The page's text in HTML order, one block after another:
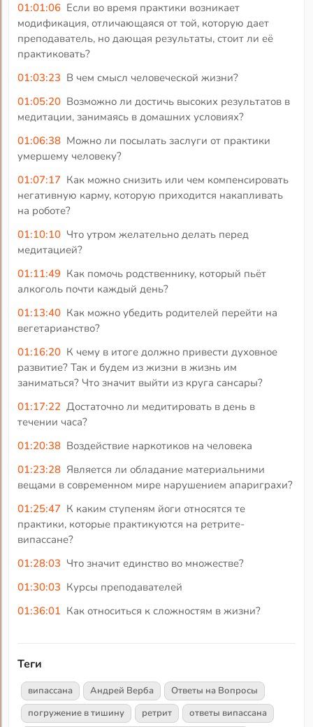
01:01:06 Если во время практики возникает
модификация, отличающаяся от той, которую дает
преподаватель, но дающая результаты, стоит ли её
практиковать?
01:03:23 В чем смысл человеческой жизни?
01:05:20 Возможно ли достичь высоких результатов в
медитации, занимаясь в домашних условиях?
01:06:38 Можно ли посылать заслуги от практики
умершему человеку?
01:07:17 Как можно снизить или чем компенсировать
негативную карму, которую приходится накапливать
на роботе?
01:10:10 Что утром желательно делать перед
медитацией?
01:11:49 Как помочь родственнику, который пьёт
алкоголь почти каждый день?
01:13:40 Как можно убедить родителей перейти на
вегетарианство?
01:16:20 К чему в итоге должно привести духовное
развитие? Так и будем из жизни в жизнь им
заниматься? Что значит выйти из круга сансары?
01:17:22 Достаточно ли медитировать в день в
течении часа?
01:20:38 Воздействие наркотиков на человека
01:23:28 Является ли обладание материальними
вещами в современном мире нарушением апариграхи?
01:25:47 К каким ступеням йоги относятся те
практики, которые практикуются на ретрите-
випассане?
01:28:03 Что значит единство во множестве?
01:30:03 Курсы преподавателей
01:36:01 Как относиться к сложностям в жизни?
Теги
випассана Андрей Верба
Ответы на Вопросы
погружение в тишину
ретрит ответы випассана